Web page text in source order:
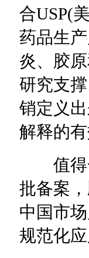
合USP(
药品生
炎、胶
研究支
销定义
解释的
值得一
批备案
中国市
规范化